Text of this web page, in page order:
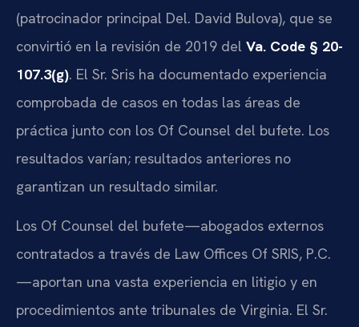
(patrocinador principal Del. David Bulova), que se
convirtió en la revisión de 2019 del Va. Code § 20-
107.3(g). El Sr. Sris ha documentado experiencia
comprobada de casos en todas las áreas de
práctica junto con los Of Counsel del bufete. Los
resultados varían; resultados anteriores no
garantizan un resultado similar.
Los Of Counsel del bufete—abogados externos
contratados a través de Law Offices Of SRIS, P.C.
—aportan una vasta experiencia en litigio y en
procedimientos ante tribunales de Virginia. El Sr.